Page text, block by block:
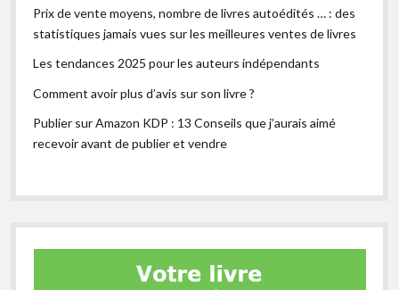
Prix de vente moyens, nombre de livres autoédités … : des
statistiques jamais vues sur les meilleures ventes de livres
Les tendances 2025 pour les auteurs indépendants
Comment avoir plus d’avis sur son livre ?
Publier sur Amazon KDP : 13 Conseils que j’aurais aimé
recevoir avant de publier et vendre